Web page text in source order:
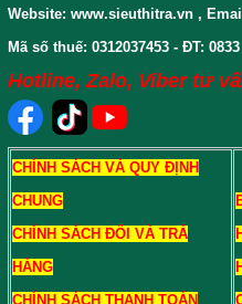
Website: www.sieuthitra.vn ,
Mã số thuế: 0312037453 - ĐT:
Hotline, Zalo, Viber tư
CHÍNH SÁCH VÀ QUY ĐỊNH
CHUNG
CHÍNH SÁCH ĐỔI VÀ TRẢ
HÀNG
CHÍNH SÁCH THANH TOÁN